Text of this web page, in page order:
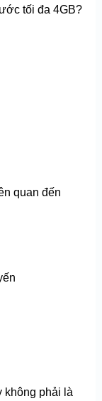
tối đa 4GB?
quan đến
không phải là